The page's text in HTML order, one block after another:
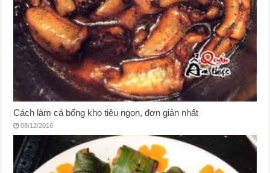
Cách làm cá bống kho tiêu ngon, đơn giản nhất
08/12/2016